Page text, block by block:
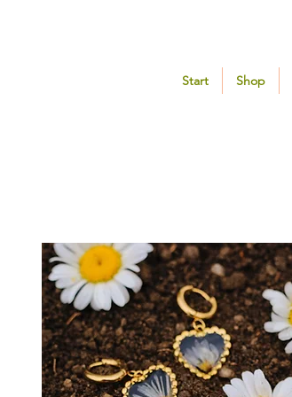
Start Shop